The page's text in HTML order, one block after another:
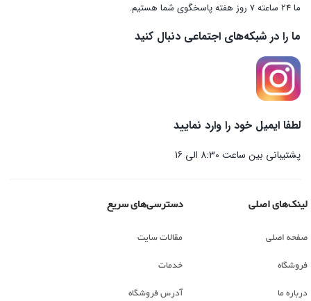
ما 24 ساعته 7 روز هفته پاسخگوی شما هستیم.
ما را در شبکه‌های اجتماعی دنبال کنید
لطفا ایمیل خود را وارد نمایید
پشتیبانی بین ساعت 8:30 الی 16
لینک‌های اصلی
صفحه اصلی
فروشگاه
درباره ما
دسترسی‌های سریع
مقالات سایت
خدمات
آدرس فروشگاه